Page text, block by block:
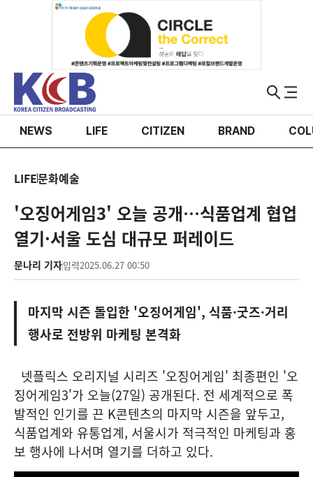
NEWS LIFE CITIZEN BRAND
LIFE문화예술
'오징어게임3' 오늘 공개…식품업계 협업
열기·서울 도심 대규모 퍼레이드
문나리 기자입력2025.06.27 00:50
마지막 시즌 돌입한 '오징어게임', 식품·굿즈·거리
행사로 전방위 마케팅 본격화
넷플릭스 오리지널 시리즈 '오징어게임' 최종편인 '오
징어게임3'가 오늘(27일) 공개된다. 전 세계적으로 폭
발적인 인기를 끈 K콘텐츠의 마지막 시즌을 앞두고,
식품업계와 유통업계, 서울시가 적극적인 마케팅과 홍
보 행사에 나서며 열기를 더하고 있다.